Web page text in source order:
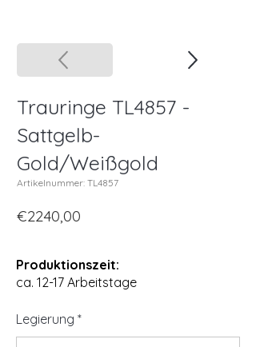
Trauringe TL4857 -
Sattgelb-
Gold/Weißgold
Artikelnummer: TL4857
€2240,00
Produktionszeit:
ca. 12-17 Arbeitstage
Legierung